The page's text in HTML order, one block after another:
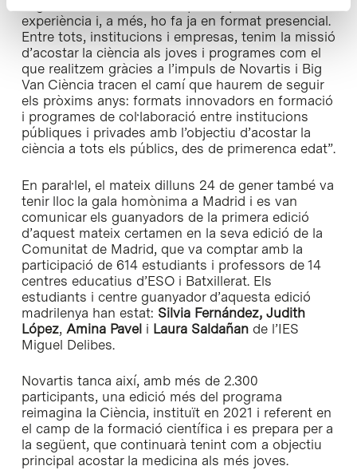
experiència i, a més, ho fa ja en format presencial.
Entre tots, institucions i empresas, tenim la missió
d’acostar la ciència als joves i programes com el
que realitzem gràcies a l’impuls de Novartis i Big
Van Ciència tracen el camí que haurem de seguir
els pròxims anys: formats innovadors en formació
i programes de col·laboració entre institucions
públiques i privades amb l’objectiu d’acostar la
ciència a tots els públics, des de primerenca edat”.
En paral·lel, el mateix dilluns 24 de gener també va
tenir lloc la gala homònima a Madrid i es van
comunicar els guanyadors de la primera edició
d’aquest mateix certamen en la seva edició de la
Comunitat de Madrid, que va comptar amb la
participació de 614 estudiants i professors de 14
centres educatius d’ESO i Batxillerat. Els
estudiants i centre guanyador d’aquesta edició
madrilenya han estat: Silvia Fernández, Judith
López, Amina Pavel i Laura Saldañande l’IES
Miguel Delibes.
Novartis tanca així, amb més de 2.300
participants, una edició més del programa
reimagina la Ciència, instituït en 2021 i referent en
el camp de la formació científica i es prepara per a
la següent, que continuarà tenint com a objectiu
principal acostar la medicina als més joves.